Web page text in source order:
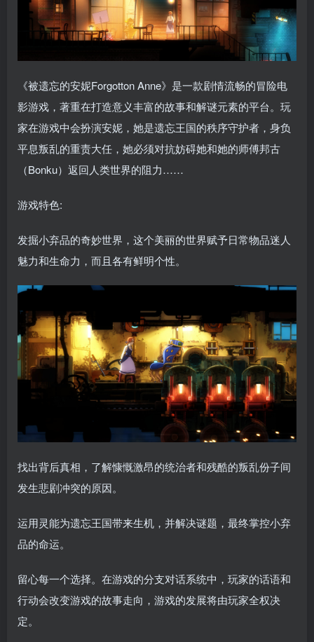
《被遗忘的安妮Forgotton Anne》是一款剧情流畅的冒险电
影游戏，著重在打造意义丰富的故事和解谜元素的平台。玩
家在游戏中会扮演安妮，她是遗忘王国的秩序守护者，身负
平息叛乱的重责大任，她必须对抗妨碍她和她的师傅邦古
（Bonku）返回人类世界的阻力……
游戏特色:
发掘小弃品的奇妙世界，这个美丽的世界赋予日常物品迷人
魅力和生命力，而且各有鲜明个性。
找出背后真相，了解慷慨激昂的统治者和残酷的叛乱份子间
发生悲剧冲突的原因。
运用灵能为遗忘王国带来生机，并解决谜题，最终掌控小弃
品的命运。
留心每一个选择。在游戏的分支对话系统中，玩家的话语和
行动会改变游戏的故事走向，游戏的发展将由玩家全权决
定。